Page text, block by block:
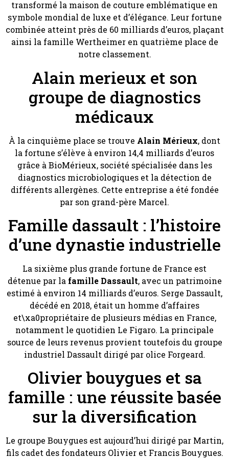
transformé la maison de couture emblématique en
symbole mondial de luxe et d’élégance. Leur fortune
combinée atteint près de 60 milliards d’euros, plaçant
ainsi la famille Wertheimer en quatrième place de
notre classement.
Alain merieux et son
groupe de diagnostics
médicaux
À la cinquième place se trouve Alain Mérieux, dont
la fortune s’élève à environ 14,4 milliards d’euros
grâce à BioMérieux, société spécialisée dans les
diagnostics microbiologiques et la détection de
différents allergènes. Cette entreprise a été fondée
par son grand-père Marcel.
Famille dassault : l’histoire
d’une dynastie industrielle
La sixième plus grande fortune de France est
détenue par la famille Dassault, avec un patrimoine
estimé à environ 14 milliards d’euros. Serge Dassault,
décédé en 2018, était un homme d’affaires
et\xa0propriétaire de plusieurs médias en France,
notamment le quotidien Le Figaro. La principale
source de leurs revenus provient toutefois du groupe
industriel Dassault dirigé par olice Forgeard.
Olivier bouygues et sa
famille : une réussite basée
sur la diversification
Le groupe Bouygues est aujourd’hui dirigé par Martin,
fils cadet des fondateurs Olivier et Francis Bouygues.